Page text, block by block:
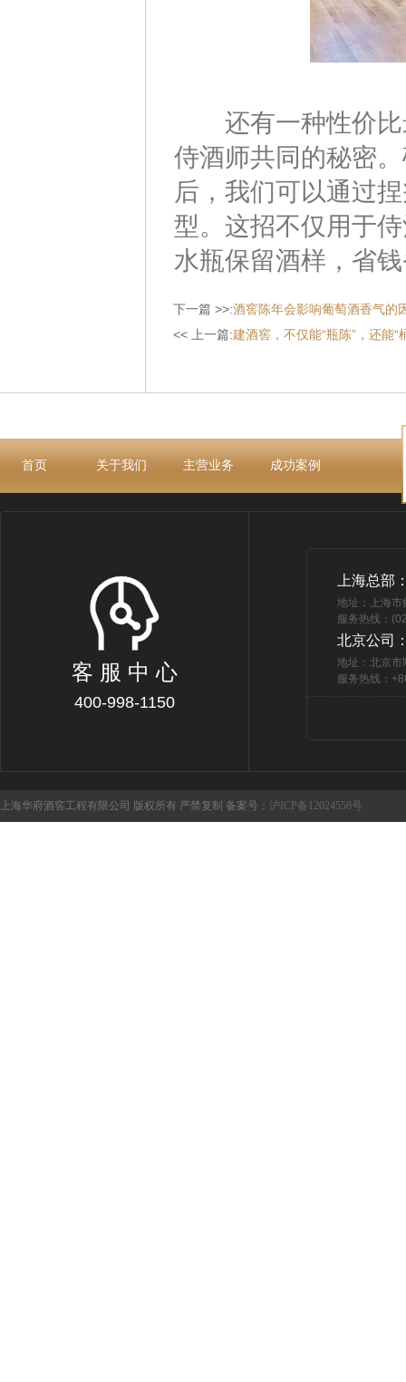
还有一种性价比
侍酒师共同的秘密
后，我们可以通过
型。这招不仅用于
水瓶保留酒样，省
下一篇 >>:酒窖陈年会影响葡萄酒香气的
<< 上一篇:建酒窖，不仅能“瓶陈”，还能“
首页 关于我们 主营业务 成功案例
客 服 中 心
400-998-1150
上海总部
地址：上海
服务热线：
北京公司
地址：北京市
服务热线：
上海华府酒窖工程有限公司 版权所有 严禁复制 备案号： 沪ICP备12024558号